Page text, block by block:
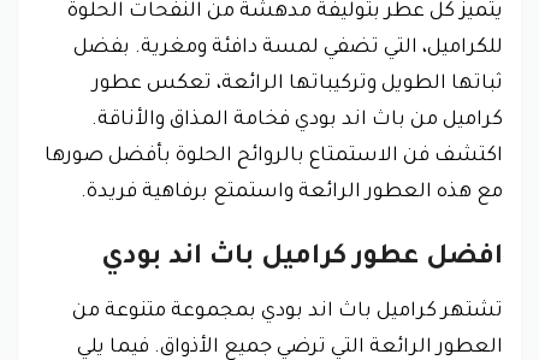
يتميز كل عطر بتوليفة مدهشة من النفحات الحلوة
للكراميل، التي تضفي لمسة دافئة ومغرية. بفضل
ثباتها الطويل وتركيباتها الرائعة، تعكس عطور
كراميل من باث اند بودي فخامة المذاق والأناقة.
اكتشف فن الاستمتاع بالروائح الحلوة بأفضل صورها
مع هذه العطور الرائعة واستمتع برفاهية فريدة.
افضل عطور كراميل باث اند بودي
تشتهر كراميل باث اند بودي بمجموعة متنوعة من
العطور الرائعة التي ترضي جميع الأذواق. فيما يلي